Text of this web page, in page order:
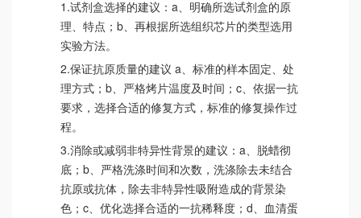
1.试剂盒选择的建议：a、明确所选试剂盒的原
理、特点；b、再根据所选组织芯片的类型选用
实验方法。
2.保证抗原质量的建议 a、标准的样本固定、处
理方式；b、严格烤片温度及时间；c、依据一抗
要求，选择合适的修复方式，标准的修复操作过
程。
3.消除或减弱非特异性背景的建议：a、脱蜡彻
底；b、严格洗涤时间和次数，洗涤除去未结合
抗原或抗体，除去非特异性吸附造成的背景染
色；c、优化选择合适的一抗稀释度；d、血清蛋